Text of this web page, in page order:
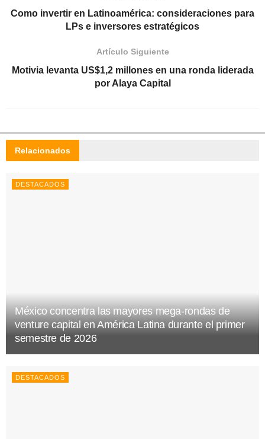
Como invertir en Latinoamérica: consideraciones para
LPs e inversores estratégicos
Artículo Siguiente
Motivia levanta US$1,2 millones en una ronda liderada
por Alaya Capital
Relacionados
DESTACADOS
México concentra las mayores mega-rondas de
venture capital en América Latina durante el primer
semestre de 2026
DESTACADOS